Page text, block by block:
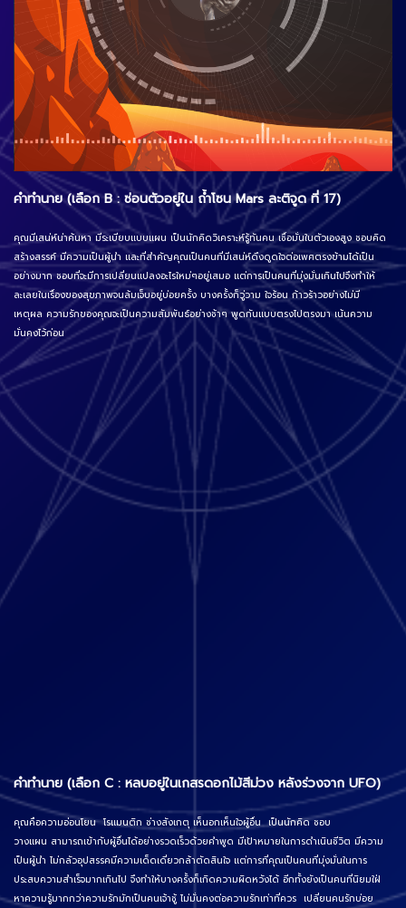
คำทำนาย (เลือก B : ซ่อนตัวอยู่ใน ถ้ำโซน Mars ละติจูด ที่ 17)
คุณมีเสน่ห์น่าค้นหา มีระเบียบแบบแผน เป็นนักคิดวิเคราะห์รู้ทันคน เชื่อมั่นในตัวเองสูง ชอบคิด
สร้างสรรค์ มีความเป็นผู้นำ และที่สำคัญคุณเป็นคนที่มีเสน่ห์ดึงดูดใจต่อเพศตรงข้ามได้เป็น
อย่างมาก ชอบที่จะมีการเปลี่ยนแปลงอะไรใหม่ๆอยู่เสมอ แต่การเป็นคนที่มุ่งมั่นเกินไปจึงทำให้
ละเลยในเรื่องของสุขภาพจนล้มเจ็บอยู่บ่อยครั้ง บางครั้งก็วู่วาม ใจร้อน ก้าวร้าวอย่างไม่มี
เหตุผล ความรักของคุณจะเป็นความสัมพันธ์อย่างช้าๆ พูดกันแบบตรงไปตรงมา เน้นความ
มั่นคงไว้ก่อน
คำทำนาย (เลือก C : หลบอยู่ในเกสรดอกไม้สีม่วง หลังร่วงจาก UFO)
คุณคือความอ่อนโยน โรแมนติก ช่างสังเกตุ เห็นอกเห็นใจผู้อื่น เป็นนักคิด ชอบ
วางแผน สามารถเข้ากับผู้อื่นได้อย่างรวดเร็วด้วยคำพูด มีเป้าหมายในการดำเนินชีวิต มีความ
เป็นผู้นำ ไม่กลัวอุปสรรคมีความเด็ดเดี่ยวกล้าตัดสินใจ แต่การที่คุณเป็นคนที่มุ่งมั่นในการ
ประสบความสำเร็จมากเกินไป จึงทำให้บางครั้งก็เกิดความผิดหวังได้ อีกทั้งยังเป็นคนที่นิยมใฝ่
หาความรู้มากกว่าความรักมักเป็นคนเจ้าชู้ ไม่มั่นคงต่อความรักเท่าที่ควร เปลี่ยนคนรักบ่อย